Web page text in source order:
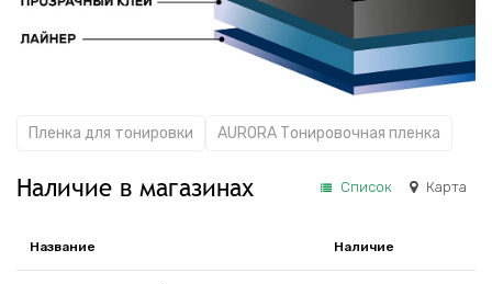
Пленка для тонировки AURORA Тонировочная пленка
Наличие в магазинах Список Карта
Название Наличие